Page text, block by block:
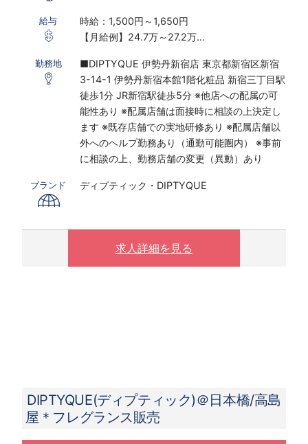
給与
時給：1,500円～1,650円
【月給例】24.7万～27.2万
※研修期間あり
※時給は経験・スキルにより決定いたします
〇下記の場合は、割増した時給をお支払いしま
す。
※ 実働8時間以上は1.25倍
※ 夜10時以降は1.25倍
勤務地
■DIPTYQUE 伊勢丹新宿店 東京都新宿区新宿
3-14-1 伊勢丹新宿本館1階化粧品 新宿三丁目駅
徒歩1分 JR新宿駅徒歩5分 ※他店への配属の可
能性あり ※配属店舗は面接時に相談の上決定し
ます ※既存店舗での実地研修あり ※配属店舗以
外へのヘルプ勤務あり（通勤可能圏内） ※事前
に相談の上、勤務店舗の変更（異動）あり
ブランド ディプティック・DIPTYQUE
求人詳細を見る
DIPTYQUE(ディプティック)＠日本橋/高島
屋＊フレグランス販売